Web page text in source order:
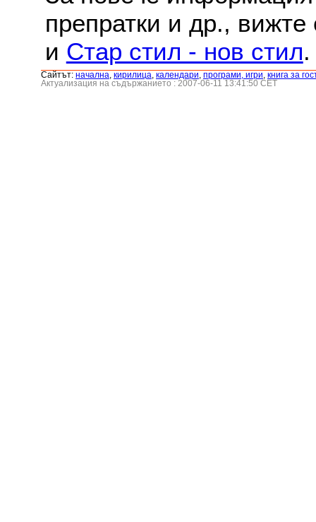
препратки и др.,
и Стар стил - нов стил.
Сайтът: началнa кирилица календари програми, игри книга за
Актуализация на съдържанието : 2007-06-11 13:41:50 CET